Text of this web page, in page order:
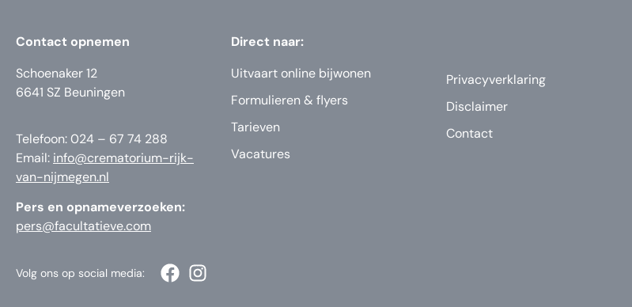
Contact opnemen
Schoenaker 12
6641 SZ Beuningen
Telefoon: 024 – 67 74 288
Email: info@crematorium-rijk-
van-nijmegen.nl
Pers en opnameverzoeken:
pers@facultatieve.com
Direct naar:
Uitvaart online bijwonen
Formulieren & flyers
Tarieven
Vacatures
Privacyverklaring
Disclaimer
Contact
Volg ons op social media: